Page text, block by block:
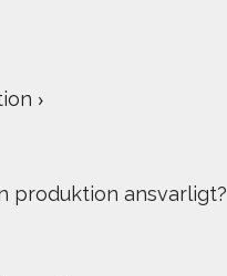
›
produktion ansvarligt?